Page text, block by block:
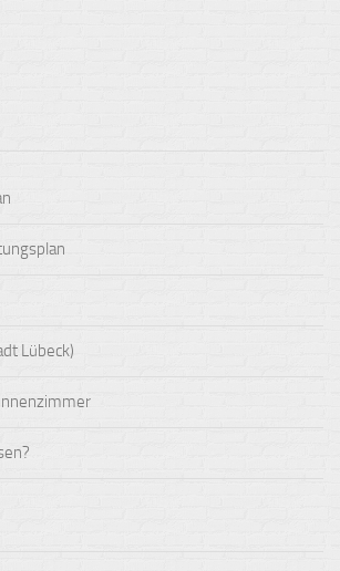
Lübeck)